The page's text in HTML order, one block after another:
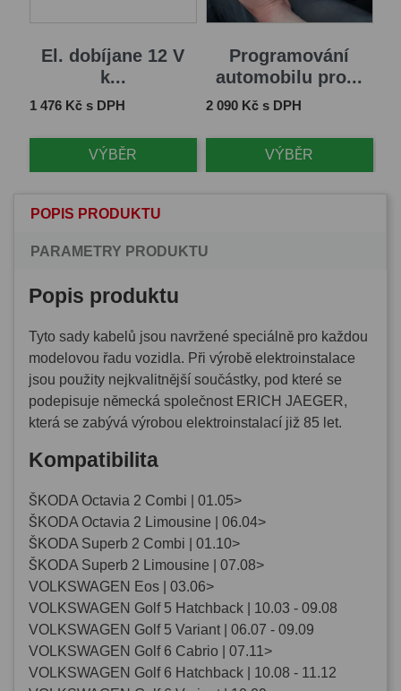
El. dobíjane 12 V
k...
Cena
1 476 Kč s DPH
VÝBĚR
Programování
automobilu pro...
Cena
2 090 Kč s DPH
VÝBĚR
POPIS PRODUKTU
PARAMETRY PRODUKTU
Popis produktu
Tyto sady kabelů jsou navržené speciálně pro každou
modelovou řadu vozidla. Při výrobě elektroinstalace
jsou použity nejkvalitnější součástky, pod které se
podepisuje německá společnost ERICH JAEGER,
která se zabývá výrobou elektroinstalací již 85 let.
Kompatibilita
ŠKODA Octavia 2 Combi | 01.05>
ŠKODA Octavia 2 Limousine | 06.04>
ŠKODA Superb 2 Combi | 01.10>
ŠKODA Superb 2 Limousine | 07.08>
VOLKSWAGEN Eos | 03.06>
VOLKSWAGEN Golf 5 Hatchback | 10.03 - 09.08
VOLKSWAGEN Golf 5 Variant | 06.07 - 09.09
VOLKSWAGEN Golf 6 Cabrio | 07.11>
VOLKSWAGEN Golf 6 Hatchback | 10.08 - 11.12